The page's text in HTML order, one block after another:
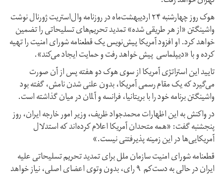
هوک روز چهارشنبه ۲۴ اردیبهشت‌ماه در روزنامه وال‌استریت ژورنال نوشت
واشینگتن «از هر طریقی شده» تمدید تحریم‌های تسلیحاتی را تضمین
خواهد کرد. او افزود آمریکا پیش‌نویس یک قطعنامه شورای امنیت را تهیه
کرده و با «دیپلماسی پیش خواهد رفت و حمایت ایجاد می‌کند».
تایید این استراتژی آمریکا از سوی هوک دو هفته پس از آن صورت
می‌گیرد که یک مقام رسمی آمریكا، بدون علنی شدن نامش، گفته بود
واشینگتن برنامه خود را با بریتانیا، فرانسه و آلمان در میان گذاشته است.
در واکنش به این اظهارات محمدجواد ظریف،‌ وزیر امور خارجه ایران،‌ روز
پنجشنبه گفت: «همه متحدان آمریکا اعلام کرده‌اند که استدلال
آمریکایی‌ها در این زمینه پذیرفتنی نیست.»
قطعنامه شورای امنیت سازمان ملل برای تمدید تحریم‌ تسلیحاتی علیه
ایران در حالی به دست‌کم ۹ رای، بدون وتوی اعضای اصلی، نیاز خواهد